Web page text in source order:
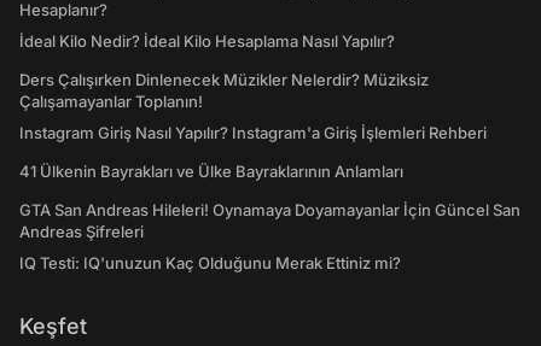
Hesaplanır?
İdeal Kilo Nedir? İdeal Kilo Hesaplama Nasıl Yapılır?
Ders Çalışırken Dinlenecek Müzikler Nelerdir? Müziksiz
Çalışamayanlar Toplanın!
Instagram Giriş Nasıl Yapılır? Instagram'a Giriş İşlemleri Rehberi
41 Ülkenin Bayrakları ve Ülke Bayraklarının Anlamları
GTA San Andreas Hileleri! Oynamaya Doyamayanlar İçin Güncel San
Andreas Şifreleri
IQ Testi: IQ'unuzun Kaç Olduğunu Merak Ettiniz mi?
Keşfet